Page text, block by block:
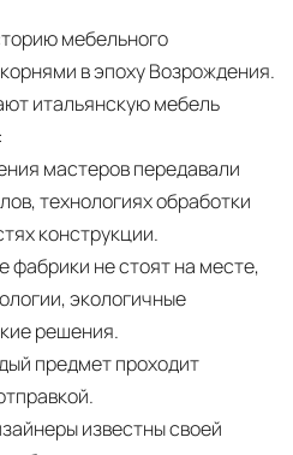
мебельного
в эпоху Возрождения.
итальянскую мебель
мастеров передавали
технологиях обработки
конструкции.
фабрики не стоят на месте,
экологичные
решения.
предмет проходит
известны своей